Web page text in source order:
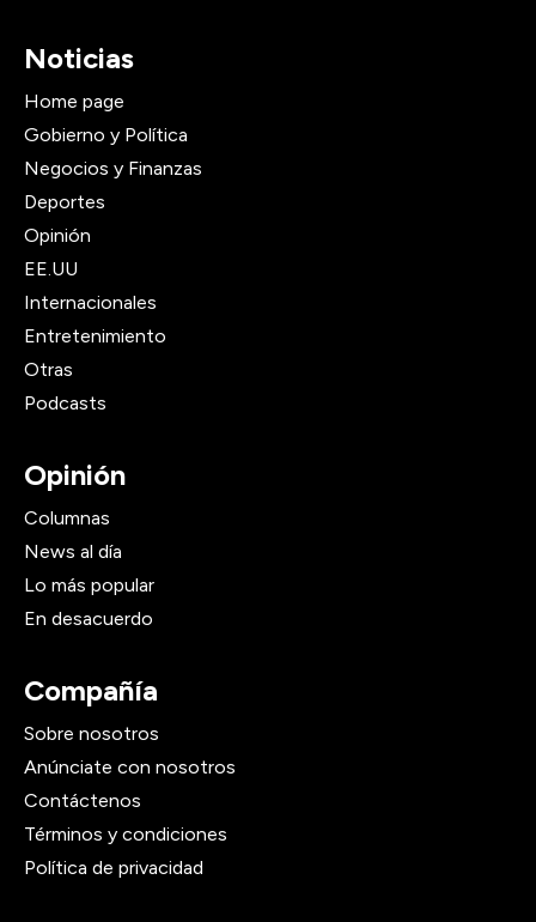
Noticias
Home page
Gobierno y Política
Negocios y Finanzas
Deportes
Opinión
EE.UU
Internacionales
Entretenimiento
Otras
Podcasts
Opinión
Columnas
News al día
Lo más popular
En desacuerdo
Compañía
Sobre nosotros
Anúnciate con nosotros
Contáctenos
Términos y condiciones
Política de privacidad